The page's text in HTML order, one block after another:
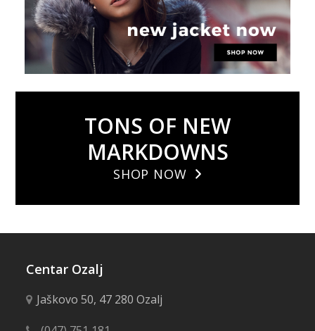
TONS OF NEW
MARKDOWNS
SHOP NOW
Centar Ozalj
Jaškovo 50, 47 280 Ozalj